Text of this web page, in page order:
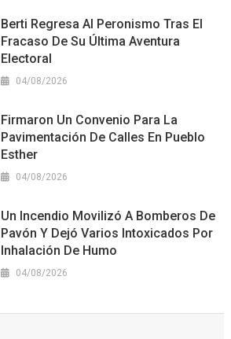
Berti Regresa Al Peronismo Tras El
Fracaso De Su Última Aventura
Electoral
04/08/2026
Firmaron Un Convenio Para La
Pavimentación De Calles En Pueblo
Esther
04/08/2026
Un Incendio Movilizó A Bomberos De
Pavón Y Dejó Varios Intoxicados Por
Inhalación De Humo
04/08/2026